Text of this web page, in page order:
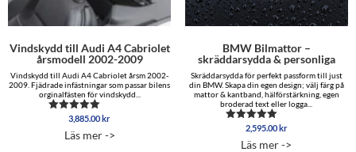
Vindskydd till Audi A4 Cabriolet
årsmodell 2002-2009
Vindskydd till Audi A4 Cabriolet årsm 2002-
2009. Fjädrade infästningar som passar bilens
orginalfästen för vindskydd...
Betygsatt
av 5
3,885.00kr
Läs mer ->
BMW Bilmattor –
skräddarsydda & personliga
Skräddarsydda för perfekt passform till just
din BMW. Skapa din egen design; välj färg på
mattor & kantband, hälförstärkning, egen
broderad text eller logga...
Betygsatt
av 5
2,595.00kr
Läs mer ->